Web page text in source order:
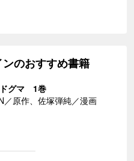
のおすすめ書籍
ドグマ 1巻
／原作、佐塚弾純／漫画